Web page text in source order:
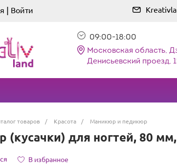
| Войти
09:00-18:00
Московская область,
Денисьевский проезд,
товаров / Красота / Маникюр и педикюр
(кусачки) для ногтей, 80
В избранное